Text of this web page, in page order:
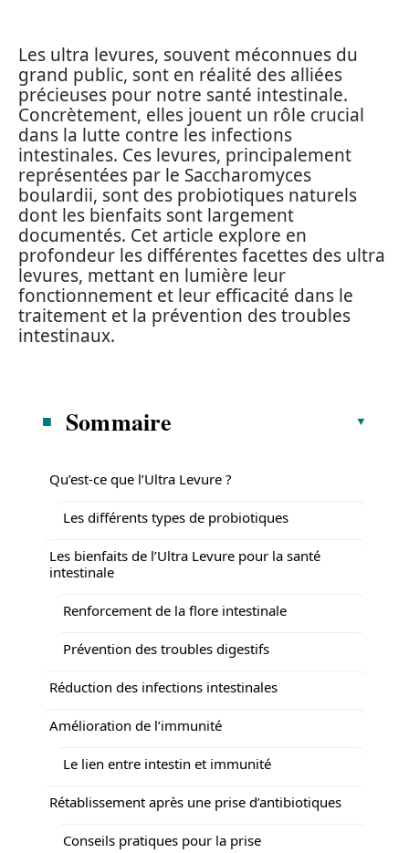
Les ultra levures, souvent méconnues du
grand public, sont en réalité des alliées
précieuses pour notre santé intestinale.
Concrètement, elles jouent un rôle crucial
dans la lutte contre les infections
intestinales. Ces levures, principalement
représentées par le Saccharomyces
boulardii, sont des probiotiques naturels
dont les bienfaits sont largement
documentés. Cet article explore en
profondeur les différentes facettes des ultra
levures, mettant en lumière leur
fonctionnement et leur efficacité dans le
traitement et la prévention des troubles
intestinaux.
Sommaire
Qu’est-ce que l’Ultra Levure ?
Les différents types de probiotiques
Les bienfaits de l’Ultra Levure pour la santé
intestinale
Renforcement de la flore intestinale
Prévention des troubles digestifs
Réduction des infections intestinales
Amélioration de l’immunité
Le lien entre intestin et immunité
Rétablissement après une prise d’antibiotiques
Conseils pratiques pour la prise